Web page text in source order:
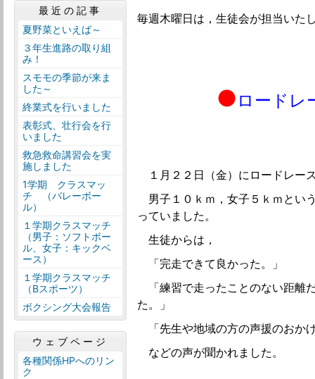
毎週木曜日は，生徒会が担当いた
● ロードレ
１月２２日（金）にロードレー
男子１０ｋｍ，女子５ｋｍとい
っていました。
生徒からは，
「完走できて良かった。」
「練習で走ったことのない距離
た。」
「先生や地域の方の声援のおか
などの声が聞かれました。
最近の記事
夏野菜といえば～
３年生進路の取り組
み！
スモモの季節が来ま
した～
終業式を行いました
表彰式、壮行会を行
いました
救急救命講習会を実
施しました
1学期 クラスマッ
チ （バレーボー
ル）
１学期クラスマッチ
（男子：ソフトボー
ル、女子：キックベ
ース）
１学期クラスマッチ
（Bスポーツ）
ボクシング大会報告
ウェブページ
各種関係HPへのリン
ク